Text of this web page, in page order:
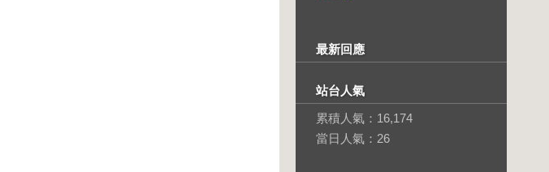
最新回應
站台人氣
累積人氣： 16,174
當日人氣： 26